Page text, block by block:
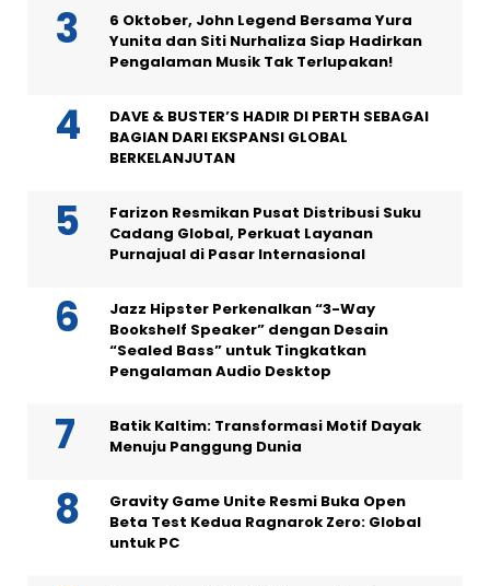
6 Oktober, John Legend Bersama Yura
Yunita dan Siti Nurhaliza Siap Hadirkan
Pengalaman Musik Tak Terlupakan!
DAVE & BUSTER’S HADIR DI PERTH SEBAGAI
BAGIAN DARI EKSPANSI GLOBAL
BERKELANJUTAN
Farizon Resmikan Pusat Distribusi Suku
Cadang Global, Perkuat Layanan
Purnajual di Pasar Internasional
Jazz Hipster Perkenalkan “3-Way
Bookshelf Speaker” dengan Desain
“Sealed Bass” untuk Tingkatkan
Pengalaman Audio Desktop
Batik Kaltim: Transformasi Motif Dayak
Menuju Panggung Dunia
Gravity Game Unite Resmi Buka Open
Beta Test Kedua Ragnarok Zero: Global
untuk PC